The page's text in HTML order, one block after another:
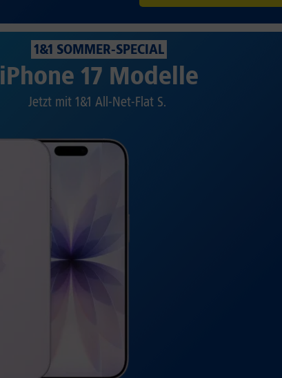
1&1 SOMMER-SPECIAL
iPhone 17 Modelle
Jetzt mit 1&1 All-Net-Flat S.